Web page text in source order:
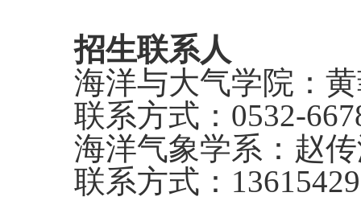
招生联系人
海洋与大气学院：
联系方式： 0532-
海洋气象学系：赵
联系方式：